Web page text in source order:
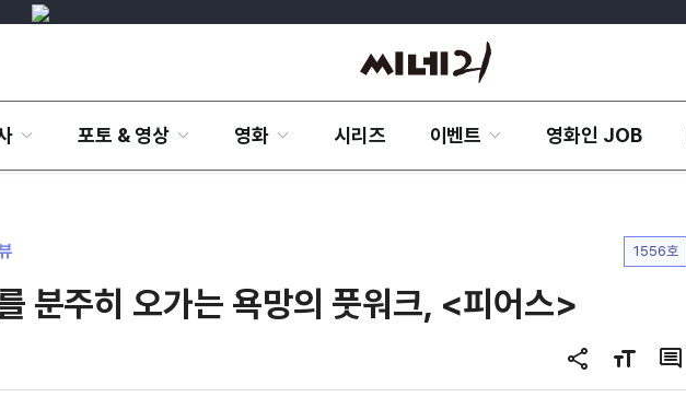
포토 & 영상 영화 시리즈 이벤트 영화인 JOB
1556호
분주히 오가는 욕망의 풋워크, <피어스>
공
유
글
자
댓
글